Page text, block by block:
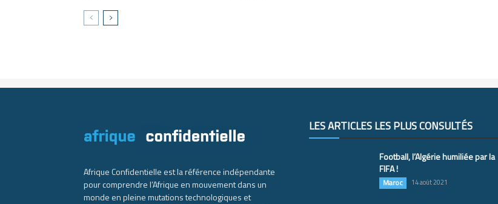
Afrique Confidentielle est la référence indépendante
pour comprendre l’Afrique en mouvement dans un
monde en pleine mutations technologiques et
LES ARTICLES LES PLUS CONSULTÉS
Football, l’Algérie humiliée par la
FIFA !
Maroc 14 août 2021